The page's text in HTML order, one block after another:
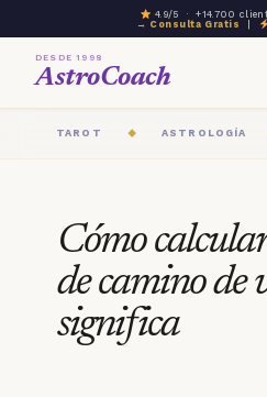
4.9/5 · +14.700
→ Consulta Gratis
DESDE 1998
AstroCoach
TAROT ◆ ASTROLOGÍA
Cómo
de camino de
significa